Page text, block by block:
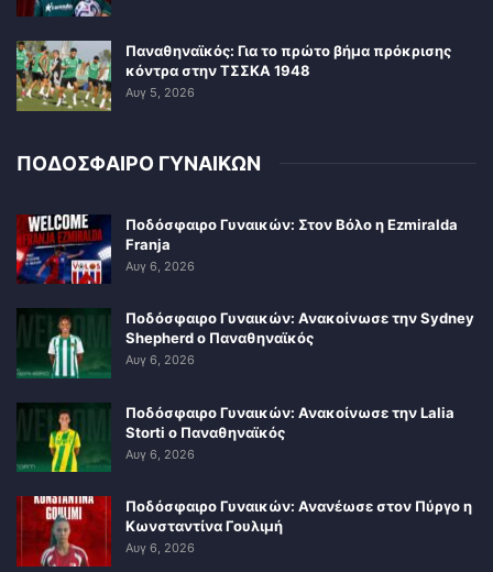
Παναθηναϊκός: Για το πρώτο βήμα πρόκρισης
κόντρα στην ΤΣΣΚΑ 1948
Αυγ 5, 2026
ΠΟΔΟΣΦΑΙΡΟ ΓΥΝΑΙΚΩΝ
Ποδόσφαιρο Γυναικών: Στον Βόλο η Ezmiralda
Franja
Αυγ 6, 2026
Ποδόσφαιρο Γυναικών: Ανακοίνωσε την Sydney
Shepherd ο Παναθηναϊκός
Αυγ 6, 2026
Ποδόσφαιρο Γυναικών: Ανακοίνωσε την Lalia
Storti ο Παναθηναϊκός
Αυγ 6, 2026
Ποδόσφαιρο Γυναικών: Ανανέωσε στον Πύργο η
Κωνσταντίνα Γουλιμή
Αυγ 6, 2026